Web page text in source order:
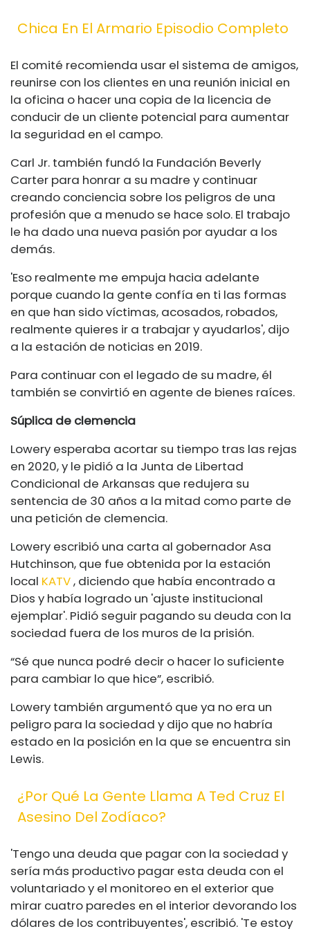
Chica En El Armario Episodio Completo
El comité recomienda usar el sistema de amigos,
reunirse con los clientes en una reunión inicial en
la oficina o hacer una copia de la licencia de
conducir de un cliente potencial para aumentar
la seguridad en el campo.
Carl Jr. también fundó la Fundación Beverly
Carter para honrar a su madre y continuar
creando conciencia sobre los peligros de una
profesión que a menudo se hace solo. El trabajo
le ha dado una nueva pasión por ayudar a los
demás.
'Eso realmente me empuja hacia adelante
porque cuando la gente confía en ti las formas
en que han sido víctimas, acosados, robados,
realmente quieres ir a trabajar y ayudarlos', dijo
a la estación de noticias en 2019.
Para continuar con el legado de su madre, él
también se convirtió en agente de bienes raíces.
Súplica de clemencia
Lowery esperaba acortar su tiempo tras las rejas
en 2020, y le pidió a la Junta de Libertad
Condicional de Arkansas que redujera su
sentencia de 30 años a la mitad como parte de
una petición de clemencia.
Lowery escribió una carta al gobernador Asa
Hutchinson, que fue obtenida por la estación
local KATV, diciendo que había encontrado a
Dios y había logrado un 'ajuste institucional
ejemplar'. Pidió seguir pagando su deuda con la
sociedad fuera de los muros de la prisión.
“Sé que nunca podré decir o hacer lo suficiente
para cambiar lo que hice”, escribió.
Lowery también argumentó que ya no era un
peligro para la sociedad y dijo que no habría
estado en la posición en la que se encuentra sin
Lewis.
¿Por Qué La Gente Llama A Ted Cruz El
Asesino Del Zodíaco?
'Tengo una deuda que pagar con la sociedad y
sería más productivo pagar esta deuda con el
voluntariado y el monitoreo en el exterior que
mirar cuatro paredes en el interior devorando los
dólares de los contribuyentes', escribió. 'Te estoy